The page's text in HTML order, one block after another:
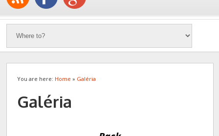
You are here: Home » Galéria
Galéria